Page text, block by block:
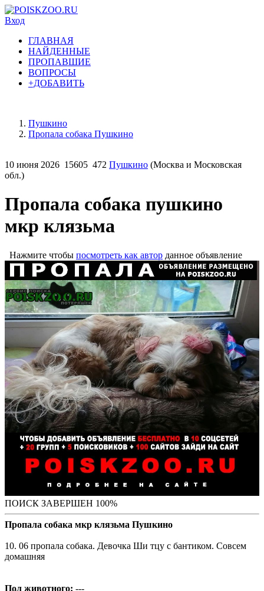
Вход
ГЛАВНАЯ
НАЙДЕННЫЕ
ПРОПАВШИЕ
ВОПРОСЫ
+ДОБАВИТЬ
Пушкино
Пропала собака Пушкино
10 июня 2026 15605 472 Пушкино (Москва и Московская
обл.)
Пропала собака пушкино
мкр клязьма
Нажмите чтобы посмотреть как автор данное объявление
ПОИСК ЗАВЕРШЕН 100%
Пропала собака мкр клязьма Пушкино
10. 06 пропала собака. Девочка Ши тцу с бантиком. Совсем
домашняя
Пол животного: ---